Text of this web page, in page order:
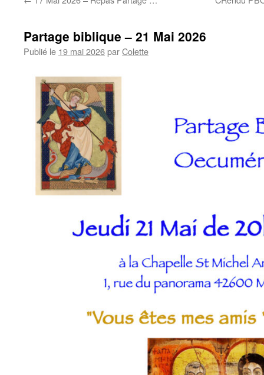
Partage biblique – 21 Mai 2026
Publié le 19 mai 2026parColette